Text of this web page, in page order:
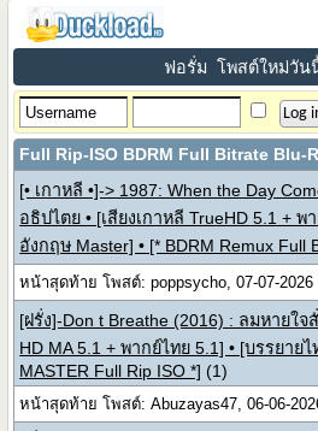
ฟอรั่ม โพสต์ใหม่วัน
Full Rip-ISO BDRM Full Bitrate Blu-
[• เกาหลี •]-> 1987: When the Day
อธิปไตย • [เสียงเกาหลี TrueHD 5.1 + พ
อังกฤษ Master] • [* BDRM Remux Full
หน้าสุดท้าย โพสต์: poppsycho, 07-07-2026
[ฝรั่ง]-Don t Breathe (2016) : ลมหายใจ
HD MA 5.1 + พากย์ไทย 5.1] • [บรรยาย
MASTER Full Rip ISO *] (1)
หน้าสุดท้าย โพสต์: Abuzayas47, 06-06-